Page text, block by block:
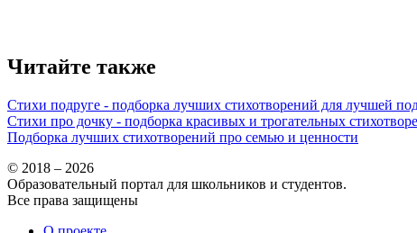
Читайте также
Стихи подруге - подборка лучших стихотворений для лучшей
Стихи про дочку - подборка красивых и трогательных
Подборка лучших стихотворений про семью и ценности
© 2018 – 2026
Образовательный портал для школьников и студентов.
Все права защищены